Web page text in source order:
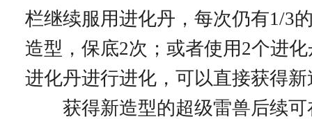
栏继续服用进化丹，每次仍有1/3
造型，保底2次；或者使用2个进
进化丹进行进化，可以直接获得
获得新造型的超级雷兽后续可